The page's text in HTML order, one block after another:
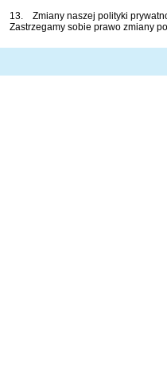
13. Zmiany naszej polityki
Zastrzegamy sobie prawo zmiany